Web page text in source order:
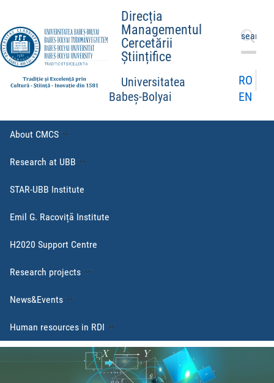
Direcția
Managementul
Cercetării
Științifice
Universitatea
Babeș-Bolyai
Search
for:
RO
EN
About CMCS
Research at UBB
STAR-UBB Institute
Emil G. Racoviță Institute
H2020 Support Centre
Research projects
News&Events
Human resources in RDI